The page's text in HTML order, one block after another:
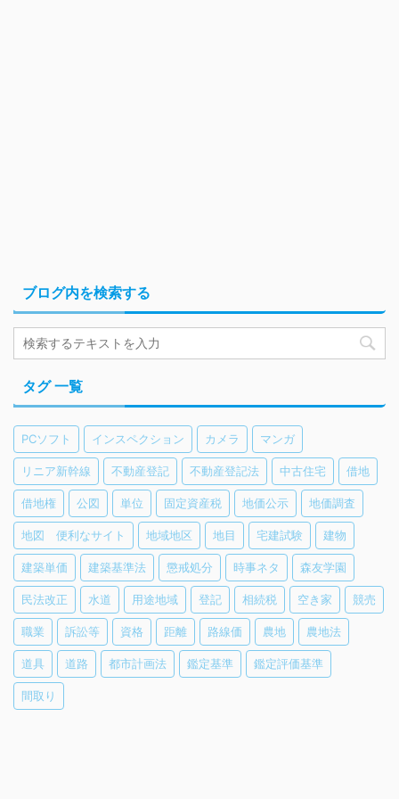
ブログ内を検索する
タグ 一覧
PCソフト インスペクション カメラ マンガ
リニア新幹線 不動産登記 不動産登記法 中古住宅 借地
借地権 公図 単位 固定資産税 地価公示 地価調査
地図 便利なサイト 地域地区 地目 宅建試験 建物
建築単価 建築基準法 懲戒処分 時事ネタ 森友学園
民法改正 水道 用途地域 登記 相続税 空き家 競売
職業 訴訟等 資格 距離 路線価 農地 農地法
道具 道路 都市計画法 鑑定基準 鑑定評価基準
間取り